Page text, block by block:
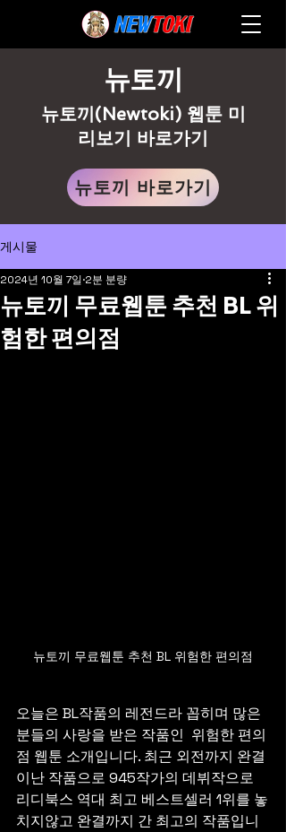
뉴토끼
뉴토끼(Newtoki) 웹툰 미
리보기 바로가기
뉴토끼 바로가기
게시물
뉴토끼 무료웹툰 추천 BL 위
험한 편의점
2024년 10월 7일 2분 분량
뉴토끼 무료웹툰 추천 BL 위험한 편의점
오늘은 BL작품의 레전드라 꼽히며 많은
분들의 사랑을 받은 작품인  위험한 편의
점 웹툰 소개입니다. 최근 외전까지 완결
이난 작품으로 945작가의 데뷔작으로
리디북스 역대 최고 베스트셀러 1위를 놓
치지않고 완결까지 간 최고의 작품입니